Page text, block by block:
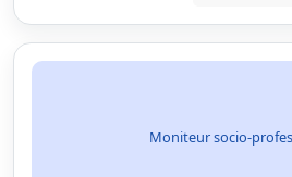
Moniteur socio-